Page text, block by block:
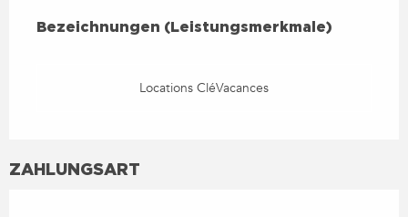
BEZEICHNUNGEN (LEISTUNGSMERKMALE)
Bezeichnungen (Leistungsmerkmale)
Locations CléVacances
ZAHLUNGSART